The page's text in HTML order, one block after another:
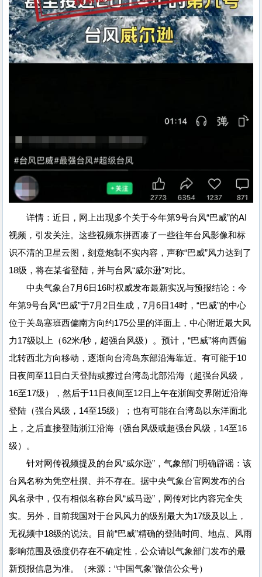
详情：近日，网上出现多个关于今年第9号台风“巴威”的AI
视频，引发关注。这些视频东拼西凑了一些往年台风影像和标
识不清的卫星云图，刻意炮制不实内容，声称“巴威”风力达到了
18级，将在某省登陆，并与台风“威尔逊”对比。
中央气象台7月6日16时权威发布最新实况与预报结论：今
年第9号台风“巴威”于7月2日生成，7月6日14时，“巴威”的中心
位于关岛塞班西偏南方向约175公里的洋面上，中心附近最大风
力17级以上（62米/秒，超强台风级）。预计，“巴威”将向西偏
北转西北方向移动，逐渐向台湾岛东部沿海靠近。有可能于10
日夜间至11日白天登陆或擦过台湾岛北部沿海（超强台风级，
16至17级），然后于11日夜间至12日上午在浙闽交界附近沿海
登陆（强台风级，14至15级）；也有可能在台湾岛以东洋面北
上，之后直接登陆浙江沿海（强台风级或超强台风级，14至16
级）。
针对网传视频提及的台风“威尔逊”，气象部门明确辟谣：该
台风名称为凭空杜撰、并不存在。据中央气象台官网发布的台
风名录中，仅有相似名称台风“威马逊”，网传对比内容完全失
实。另外，目前我国对于台风风力的级别最大为17级及以上，
无视频中18级的说法。目前“巴威”精确的登陆时间、地点、风雨
影响范围及强度仍存在不确定性，公众请以气象部门发布的最
新预报信息为准。（来源：“中国气象”微信公众号）